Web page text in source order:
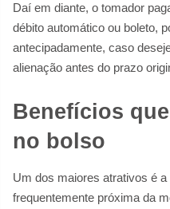
Daí em diante, o tomador
débito automático ou boleto,
antecipadamente, caso
alienação antes do prazo
Benefícios
no bolso
Um dos maiores atrativos é
frequentemente próxima da